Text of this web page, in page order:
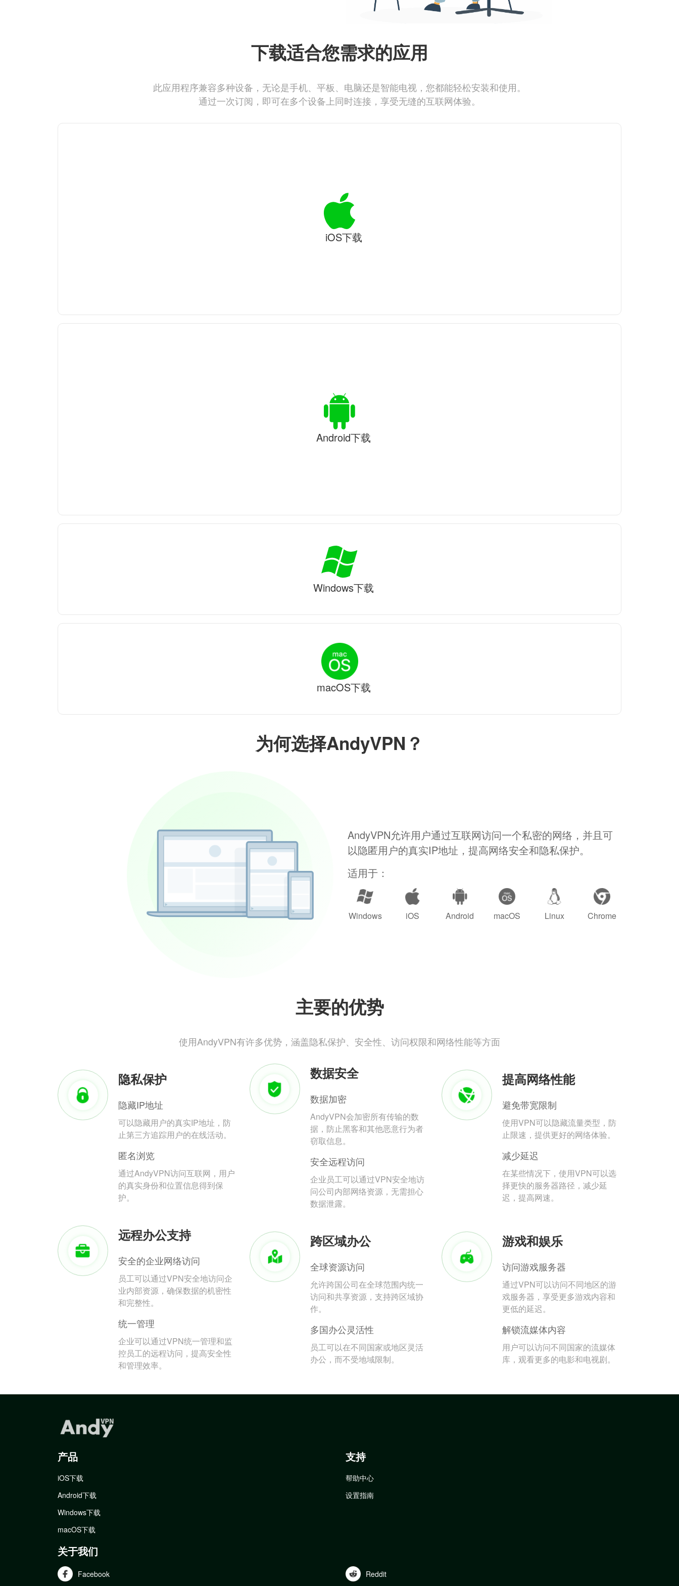
为何选择AndyVPN？
AndyVPN允许用户通过互联网访问一个私密的网络，并且可
以隐匿用户的真实IP地址，提高网络安全和隐私保护。
适用于：
Windows iOS Android macOS Linux Chrome
主要的优势
使用AndyVPN有许多优势，涵盖隐私保护、安全性、访问权限和网络性能等方面
隐私保护
隐藏IP地址
可以隐藏用户的真实IP地址，防
止第三方追踪用户的在线活动。
匿名浏览
通过AndyVPN访问互联网，用户
的真实身份和位置信息得到保
护。
数据安全
数据加密
AndyVPN会加密所有传输的数
据，防止黑客和其他恶意行为者
窃取信息。
安全远程访问
企业员工可以通过VPN安全地访
问公司内部网络资源，无需担心
数据泄露。
提高网络性能
避免带宽限制
使用VPN可以隐藏流量类型，防
止限速，提供更好的网络体验。
减少延迟
在某些情况下，使用VPN可以选
择更快的服务器路径，减少延
迟，提高网速。
远程办公支持
安全的企业网络访问
员工可以通过VPN安全地访问企
业内部资源，确保数据的机密性
和完整性。
统一管理
企业可以通过VPN统一管理和监
控员工的远程访问，提高安全性
和管理效率。
跨区域办公
全球资源访问
允许跨国公司在全球范围内统一
访问和共享资源，支持跨区域协
作。
多国办公灵活性
员工可以在不同国家或地区灵活
办公，而不受地域限制。
游戏和娱乐
访问游戏服务器
通过VPN可以访问不同地区的游
戏服务器，享受更多游戏内容和
更低的延迟。
解锁流媒体内容
用户可以访问不同国家的流媒体
库，观看更多的电影和电视剧。
下载适合您需求的应用
此应用程序兼容多种设备，无论是手机、平板、电脑还是智能电视，您都能轻松安装和使用。
通过一次订阅，即可在多个设备上同时连接，享受无缝的互联网体验。
iOS下载
Android下载
Windows下载
macOS下载
产品
iOS下载
Android下载
Windows下载
macOS下载
支持
帮助中心
设置指南
关于我们
Facebook Reddit